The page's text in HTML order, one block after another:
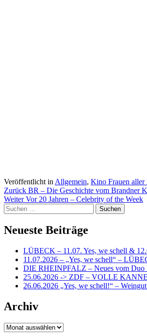
Veröffentlicht in Allgemein, Kino Frauen aller
Beitragsnavigation
Zurück BR – Die Geschichte vom Brandner
WeiterVor 20 Jahren – Celebrity of the Week
Suchen
nach:
Neueste Beiträge
LÜBECK – 11.07. Yes, we schell &
11.07.2026 – „Yes, we schell“ –
DIE RHEINPFALZ – Neues vom Duo
25.06.2026 -> ZDF – VOLLE KANNE
26.06.2026 „Yes, we schell!“ –
Archiv
Archiv